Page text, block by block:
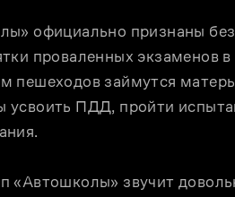
официально признаны
проваленных экзаменов
пешеходов займутся
ПДД, пройти
«Автошколы» звучит